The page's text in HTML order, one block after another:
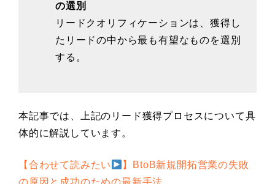
の選別
リードクオリフィケーションは、獲得し
たリードの中から最も有望なものを選別
する。
本記事では、上記のリード獲得プロセスについて具
体的に解説しています。
【合わせて読みたい
】BtoB新規開拓営業の失敗